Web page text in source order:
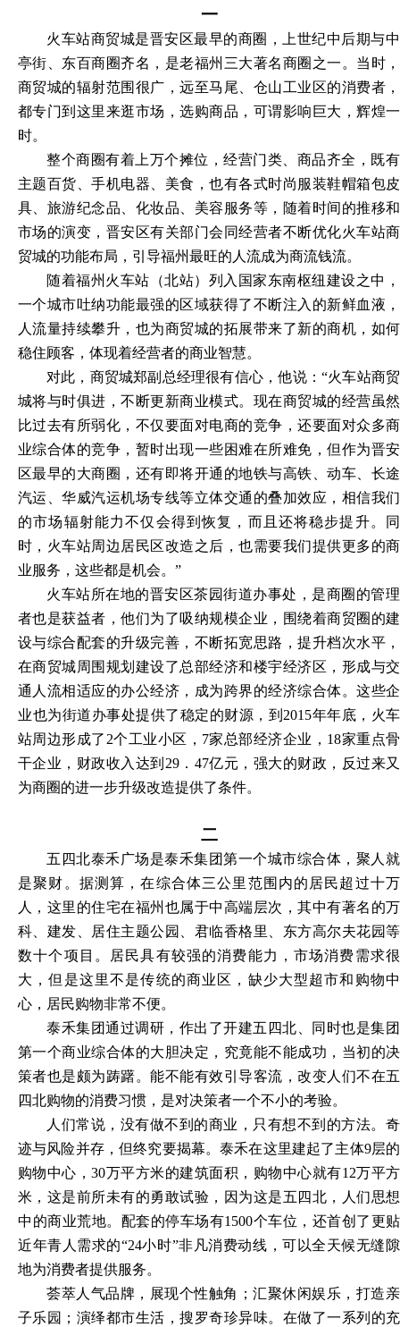
一
火车站商贸城是晋安区最早的商圈，上世纪中后期与中
亭街、东百商圈齐名，是老福州三大著名商圈之一。当时，
商贸城的辐射范围很广，远至马尾、仓山工业区的消费者，
都专门到这里来逛市场，选购商品，可谓影响巨大，辉煌一
时。
整个商圈有着上万个摊位，经营门类、商品齐全，既有
主题百货、手机电器、美食，也有各式时尚服装鞋帽箱包皮
具、旅游纪念品、化妆品、美容服务等，随着时间的推移和
市场的演变，晋安区有关部门会同经营者不断优化火车站商
贸城的功能布局，引导福州最旺的人流成为商流钱流。
随着福州火车站（北站）列入国家东南枢纽建设之中，
一个城市吐纳功能最强的区域获得了不断注入的新鲜血液，
人流量持续攀升，也为商贸城的拓展带来了新的商机，如何
稳住顾客，体现着经营者的商业智慧。
对此，商贸城郑副总经理很有信心，他说： “火车站商贸
城将与时俱进，不断更新商业模式。现在商贸城的经营虽然
比过去有所弱化，不仅要面对电商的竞争，还要面对众多商
业综合体的竞争，暂时出现一些困难在所难免，但作为晋安
区最早的大商圈，还有即将开通的地铁与高铁、动车、长途
汽运、华威汽运机场专线等立体交通的叠加效应，相信我们
的市场辐射能力不仅会得到恢复，而且还将稳步提升。同
时，火车站周边居民区改造之后，也需要我们提供更多的商
业服务，这些都是机会。”
火车站所在地的晋安区茶园街道办事处，是商圈的管理
者也是获益者，他们为了吸纳规模企业，围绕着商贸圈的建
设与综合配套的升级完善，不断拓宽思路，提升档次水平，
在商贸城周围规划建设了总部经济和楼宇经济区，形成与交
通人流相适应的办公经济，成为跨界的经济综合体。这些企
业也为街道办事处提供了稳定的财源，到 2015年年底，火车
站周边形成了2个工业小区，7家总部经济企业，18家重点骨
干企业，财政收入达到29．47亿元，强大的财政，反过来又
为商圈的进一步升级改造提供了条件。
二
五四北泰禾广场是泰禾集团第一个城市综合体，聚人就
是聚财。据测算，在综合体三公里范围内的居民超过十万
人，这里的住宅在福州也属于中高端层次，其中有著名的万
科、建发、居住主题公园、君临香格里、东方高尔夫花园等
数十个项目。居民具有较强的消费能力，市场消费需求很
大，但是这里不是传统的商业区，缺少大型超市和购物中
心，居民购物非常不便。
泰禾集团通过调研，作出了开建五四北、同时也是集团
第一个商业综合体的大胆决定，究竟能不能成功，当初的决
策者也是颇为踌躇。能不能有效引导客流，改变人们不在五
四北购物的消费习惯，是对决策者一个不小的考验。
人们常说，没有做不到的商业，只有想不到的方法。奇
迹与风险并存，但终究要揭幕。泰禾在这里建起了主体9层的
购物中心，30万平方米的建筑面积，购物中心就有12万平方
米，这是前所未有的勇敢试验，因为这是五四北，人们思想
中的商业荒地。配套的停车场有1500个车位，还首创了更贴
近年青人需求的“24小时”非凡消费动线，可以全天候无缝隙
地为消费者提供服务。
荟萃人气品牌，展现个性触角；汇聚休闲娱乐，打造亲
子乐园；演绎都市生活，搜罗奇珍异味。在做了一系列的充